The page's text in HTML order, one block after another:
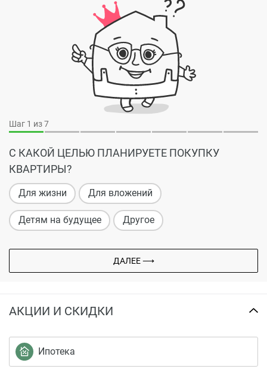
Шаг 1 из 7
С КАКОЙ ЦЕЛЬЮ ПЛАНИРУЕТЕ ПОКУПКУ
КВАРТИРЫ?
Для жизни Для вложений
Детям на будущее Другое
ДАЛЕЕ ⟶
АКЦИИ И СКИДКИ
Ипотека